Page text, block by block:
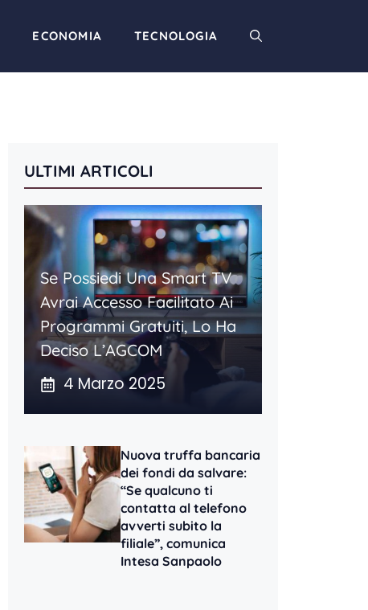
ECONOMIA TECNOLOGIA
ULTIMI ARTICOLI
Se Possiedi Una Smart TV
Avrai Accesso Facilitato Ai
Programmi Gratuiti, Lo Ha
Deciso L’AGCOM
4 Marzo 2025
Nuova truffa bancaria
dei fondi da salvare:
“Se qualcuno ti
contatta al telefono
avverti subito la
filiale”, comunica
Intesa Sanpaolo